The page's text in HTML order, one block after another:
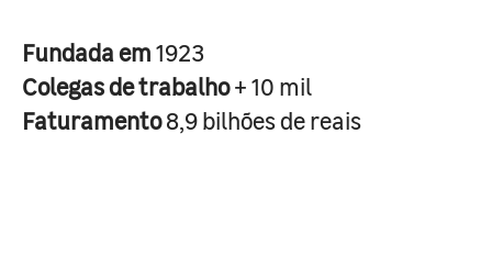
Fundada em1923
Colegas de trabalho+ 10 mil
Faturamento8,9 bilhões de reais